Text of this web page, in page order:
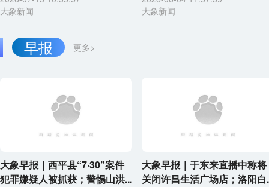
大象新闻
大象新闻
更多>
早报
大象早报｜西平县“7·30”案件
犯罪嫌疑人被抓获；警惕山洪...
大象早报｜于东来直播中称将
关闭许昌生活广场店；洛阳白